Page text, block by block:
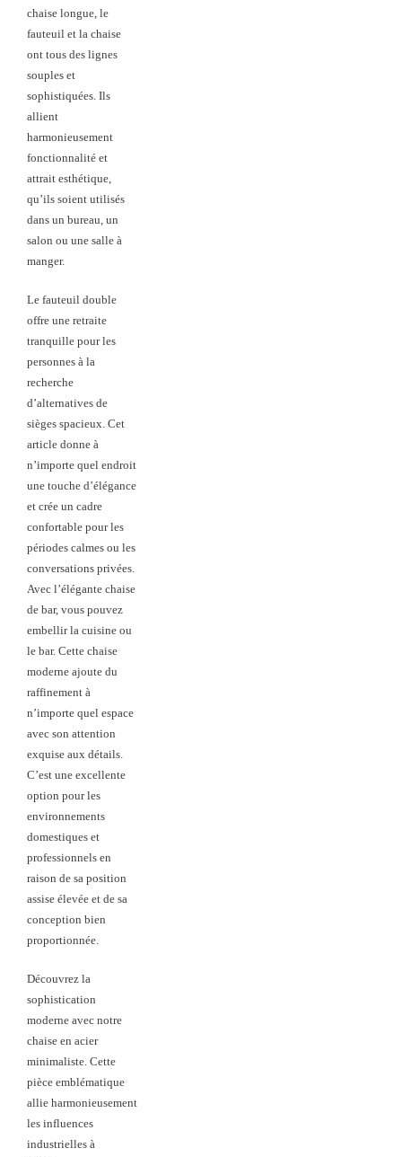
chaise longue, le
fauteuil et la chaise
ont tous des lignes
souples et
sophistiquées. Ils
allient
harmonieusement
fonctionnalité et
attrait esthétique,
qu’ils soient utilisés
dans un bureau, un
salon ou une salle à
manger.
Le fauteuil double
offre une retraite
tranquille pour les
personnes à la
recherche
d’alternatives de
sièges spacieux. Cet
article donne à
n’importe quel endroit
une touche d’élégance
et crée un cadre
confortable pour les
périodes calmes ou les
conversations privées.
Avec l’élégante chaise
de bar, vous pouvez
embellir la cuisine ou
le bar. Cette chaise
moderne ajoute du
raffinement à
n’importe quel espace
avec son attention
exquise aux détails.
C’est une excellente
option pour les
environnements
domestiques et
professionnels en
raison de sa position
assise élevée et de sa
conception bien
proportionnée.
Découvrez la
sophistication
moderne avec notre
chaise en acier
minimaliste. Cette
pièce emblématique
allie harmonieusement
les influences
industrielles à